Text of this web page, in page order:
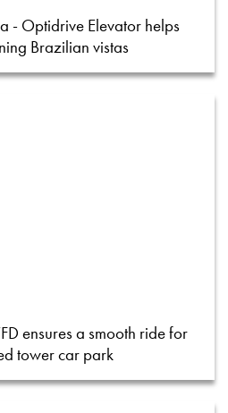
- Optidrive Elevator helps
Brazilian vistas
ensures a smooth ride for
tower car park